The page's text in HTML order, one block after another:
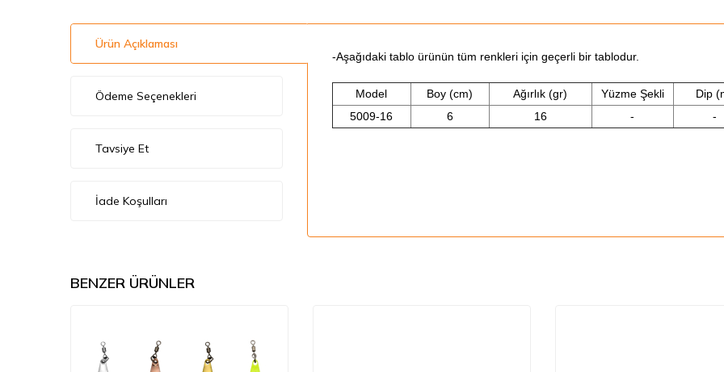
Ürün Açıklaması
Ödeme Seçenekleri
Tavsiye Et
İade Koşulları
-Aşağıdaki tablo ürünün tüm renkleri için geçerli bir tablodur.
Model Boy (cm) Ağırlık (gr) Yüzme Şekli
Dip
5009-16
6 16 - -
BENZER ÜRÜNLER